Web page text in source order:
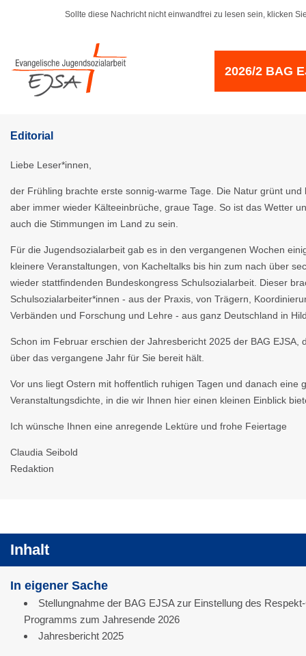
Sollte diese Nachricht nicht einwandfrei zu lesen sein, klicken
2026/2 BAG
Editorial
Liebe Leser*innen,
der Frühling brachte erste sonnig-warme Tage. Die Natur grünt und
aber immer wieder Kälteeinbrüche, graue Tage. So ist das Wetter
auch die Stimmungen im Land zu sein.
Für die Jugendsozialarbeit gab es in den vergangenen Wochen
kleinere Veranstaltungen, von Kacheltalks bis hin zum nach über
wieder stattfindenden Bundeskongress Schulsozialarbeit. Dieser
Schulsozialarbeiter*innen - aus der Praxis, von Trägern,
Verbänden und Forschung und Lehre - aus ganz Deutschland in
Schon im Februar erschien der Jahresbericht 2025 der BAG EJSA,
über das vergangene Jahr für Sie bereit hält.
Vor uns liegt Ostern mit hoffentlich ruhigen Tagen und danach eine
Veranstaltungsdichte, in die wir Ihnen hier einen kleinen Einblick
Ich wünsche Ihnen eine anregende Lektüre und frohe Feiertage
Claudia Seibold
Redaktion
Inhalt
In eigener Sache
Stellungnahme der BAG EJSA zur Einstellung des
Programms zum Jahresende 2026
Jahresbericht 2025